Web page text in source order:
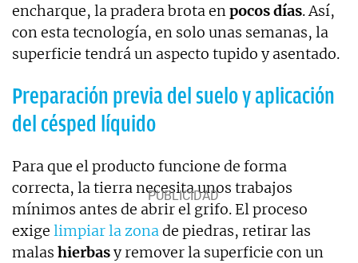
encharque, la pradera brota enpocos días. Así,
con esta tecnología, en solo unas semanas, la
superficie tendrá un aspecto tupido y asentado.
Preparación previa del suelo y aplicación
del césped líquido
Para que el producto funcione de forma
correcta, la tierra necesita unos trabajos
mínimos antes de abrir el grifo. El proceso
exige limpiar la zonade piedras, retirar las
malas hierbasy remover la superficie con un